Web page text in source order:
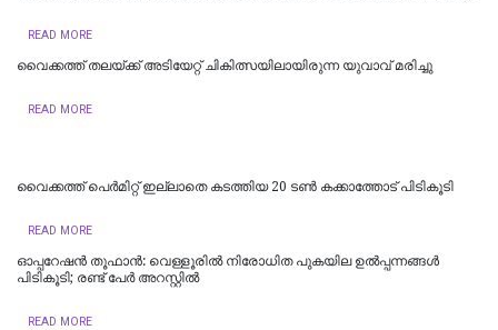
READ MORE
വൈക്കത്ത് തലയ്ക്ക് അടിയേറ്റ് ചികിത്സയിലായിരുന്ന യുവാവ് മരിച്ചു
READ MORE
വൈക്കത്ത് പെർമിറ്റ് ഇല്ലാതെ കടത്തിയ 20 ടൺ കക്കാത്തോട് പിടികൂടി
READ MORE
ഓപ്പറേഷൻ തൂഫാൻ: വെള്ളൂരിൽ നിരോധിത പുകയില ഉൽപ്പന്നങ്ങൾ
പിടികൂടി; രണ്ട് പേർ അറസ്റ്റിൽ
READ MORE